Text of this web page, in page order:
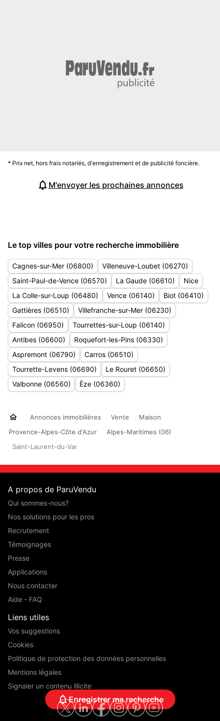
* Prix net, hors frais notariés, d'enregistrement et de publicité foncière.
M'envoyer les prochaines annonces
Enregistrer ma recherche
Le top villes pour votre recherche immobilière
Cagnes-sur-Mer (06800)
Villeneuve-Loubet (06270)
Saint-Paul-de-Vence (06570)
La Gaude (06610)
Nice
La Colle-sur-Loup (06480)
Vence (06140)
Biot (06410)
Gattières (06510)
Villefranche-sur-Mer (06230)
Falicon (06950)
Tourrettes-sur-Loup (06140)
Antibes (06600)
Roquefort-les-Pins (06330)
Aspremont (06790)
Carros (06510)
Tourrette-Levens (06690)
Le Rouret (06650)
Valbonne (06560)
Èze (06360)
Annonces immobilières Vente
Maison
Provence-Alpes-Côte d'Azur
Alpes-Maritimes (06)
Saint-Laurent-du-Var
A propos de ParuVendu
Qui sommes-nous?
Nos solutions pour les pros
Recrutement
Témoignages
Presse
Applications
Nous contacter
Aide - FAQ
Liens utiles
Vos suggestions
Cookies
Politique de protection des données personnelles
Mentions légales
Signaler un contenu illicite